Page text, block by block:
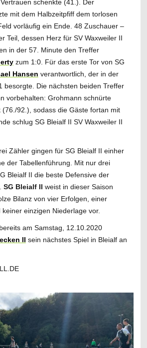
schenkte (41.). Der
mit dem Halbzeitpfiff dem torlosen
vorläufig ein Ende. 48 Zuschauer –
Teil, dessen Herz für SV Waxweiler II
in der 57. Minute den Treffer
zum 1:0. Für das erste Tor von SG
Hansen verantwortlich, der in der
besorgte. Die nächsten beiden Treffer
vorbehalten: Grohmann schnürte
(76./92.), sodass die Gäste fortan mit
schlug SG Bleialf II SV Waxweiler II
Zähler gingen für SG Bleialf II einher
der Tabellenführung. Mit nur drei
Bleialf II die beste Defensive der
SG Bleialf II weist in dieser Saison
Bilanz von vier Erfolgen, einer
einzigen Niederlage vor.
am Samstag, 12.10.2020
II sein nächstes Spiel in Bleialf an